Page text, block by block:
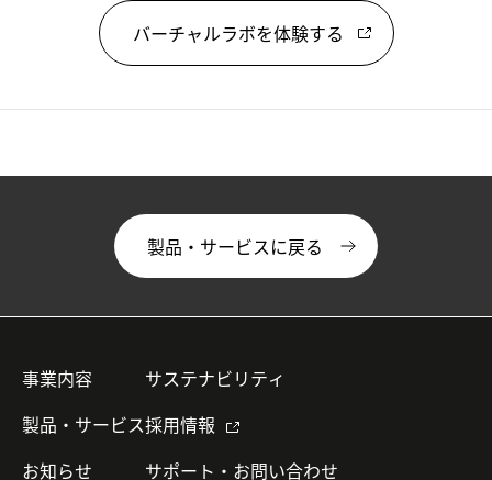
バーチャルラボを体験する
製品・サービスに戻る
事業内容
製品・サービス
お知らせ
サステナビリティ
採用情報
サポート・お問い合わせ